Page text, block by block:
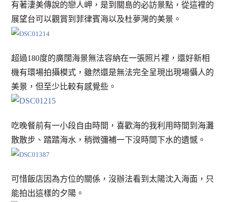
有著淒美傳說的戀人岬，是到關島的必訪景點，從這裡的
展望台可以觀賞到菲律賓海以及杜夢灣的美景。
超過180度的廣闊海景無法容納在一張照片裡，還好新相
機有環場拍攝模式，雖然還是無法完全呈現出現場懾人的
美景，但至少比較有感覺些。
吃晚餐前有一小段自由時間，喜歡海的我利用時間到海灘
散散步、踏踏海水，稍微彌補一下沒時間下水的遺憾。
可惜飯店因為方位的關係，沒辦法看到太陽沈入海面，只
能拍出這樣的夕陽。